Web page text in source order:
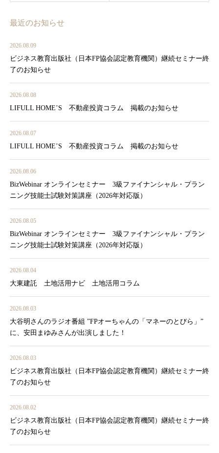
最近のお知らせ
2026.08.09
ビジネス教育出版社（日本FP協会認定教育機関）継続セミナー終
了のお知らせ
2026.08.08
LIFULL HOME’S 不動産投資コラム 掲載のお知らせ
2026.08.07
LIFULL HOME’S 不動産投資コラム 掲載のお知らせ
2026.08.06
BizWebinar オンラインセミナー 3級ファイナンシャル・プラン
ニング技能士試験対策講座（2026年対応版）
2026.08.05
BizWebinar オンラインセミナー 3級ファイナンシャル・プラン
ニング技能士試験対策講座（2026年対応版）
2026.08.04
大東建託 土地活用ナビ 土地活用コラム
2026.08.03
大谷明さんのラジオ番組 ”FPオーちゃんの「マネーのとびら」”
に、安田まゆみさんが出演しました！
2026.08.03
ビジネス教育出版社（日本FP協会認定教育機関）継続セミナー終
了のお知らせ
2026.08.02
ビジネス教育出版社（日本FP協会認定教育機関）継続セミナー終
了のお知らせ